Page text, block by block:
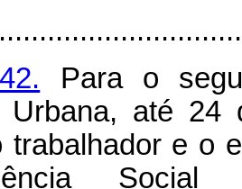
Para o
Urbana, até 24
trabalhador e o